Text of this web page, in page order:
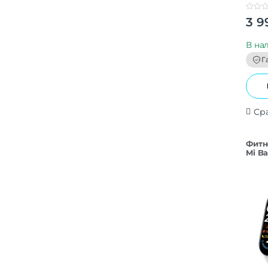
0
o
o
3
В
Mi